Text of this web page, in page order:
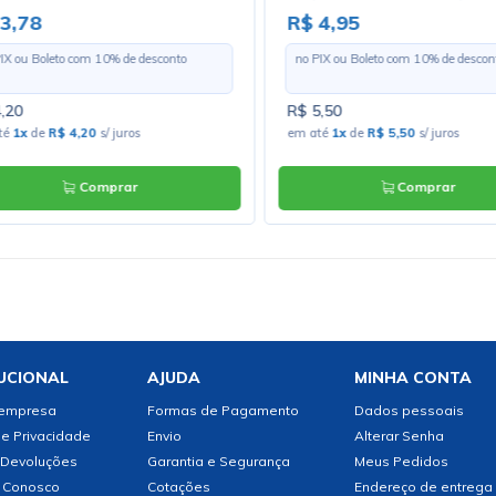
ou Boleto com 10% de desconto
1xde R$ 4,20 s/ juros
Comprar
R$ 4,95
no PIX ou Boleto com 10% de
R$ 5,50
em até 1xde R$ 5,50 s/ juros
Comprar
Privacidade
AJUDA
Formas de Pagamento
Envio
Garantia e Segurança
Cotações
MINHA CONTA
Dados pessoais
Alterar Senha
Meus Pedidos
Endereço de entrega